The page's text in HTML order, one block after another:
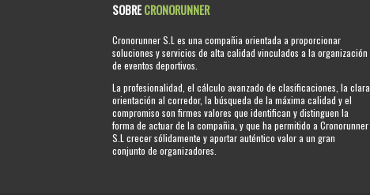
SOBRECRONORUNNER
Cronorunner S.L es una compañia orientada a proporcionar
soluciones y servicios de alta calidad vinculados a la organización
de eventos deportivos.
La profesionalidad, el cálculo avanzado de clasificaciones, la clara
orientación al corredor, la búsqueda de la máxima calidad y el
compromiso son firmes valores que identifican y distinguen la
forma de actuar de la compañia, y que ha permitido a Cronorunner
S.L crecer sólidamente y aportar auténtico valor a un gran
conjunto de organizadores.